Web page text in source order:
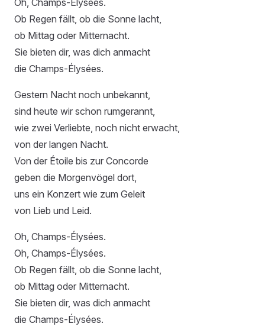
Oh, Champs-Élysées.
Ob Regen fällt, ob die Sonne lacht,
ob Mittag oder Mitternacht.
Sie bieten dir, was dich anmacht
die Champs-Élysées.
Gestern Nacht noch unbekannt,
sind heute wir schon rumgerannt,
wie zwei Verliebte, noch nicht erwacht,
von der langen Nacht.
Von der Étoile bis zur Concorde
geben die Morgenvögel dort,
uns ein Konzert wie zum Geleit
von Lieb und Leid.
Oh, Champs-Élysées.
Oh, Champs-Élysées.
Ob Regen fällt, ob die Sonne lacht,
ob Mittag oder Mitternacht.
Sie bieten dir, was dich anmacht
die Champs-Élysées.